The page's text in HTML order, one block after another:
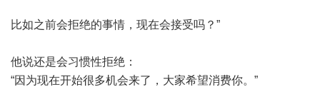
比如之前会拒绝的事情，现在会接受吗？”
他说还是会习惯性拒绝：
“因为现在开始很多机会来了，大家希望消费你。”